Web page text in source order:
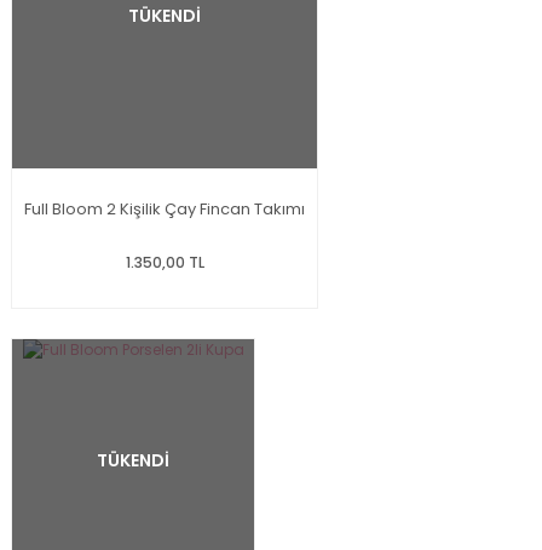
TÜKENDİ
Full Bloom 2 Kişilik Çay Fincan Takımı
1.350,00 TL
TÜKENDİ